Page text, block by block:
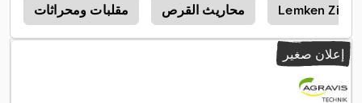
مقلبات ومحراثات محاريث القرص Lemken
إعلان صغير